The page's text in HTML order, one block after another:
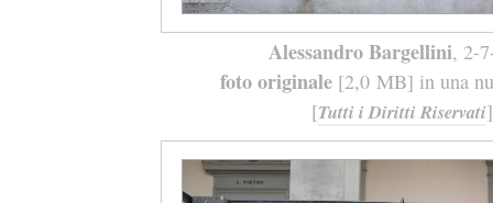
Alessandro Bargellini, 2-
foto originale[2,0 MB] in una
[Tutti i Diritti Riservati]